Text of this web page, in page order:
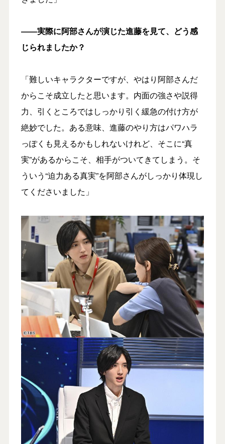
――実際に阿部さんが演じた進藤を見て、どう感
じられましたか？
「難しいキャラクターですが、やはり阿部さんだ
からこそ成立したと思います。内面の強さや説得
力、引くところではしっかり引く緩急の付け方が
絶妙でした。ある意味、進藤のやり方はパワハラ
っぽくも見えるかもしれないけれど、そこに“真
実”があるからこそ、相手がついてきてしまう。そ
ういう“迫力ある真実”を阿部さんがしっかり体現し
てくださいました」